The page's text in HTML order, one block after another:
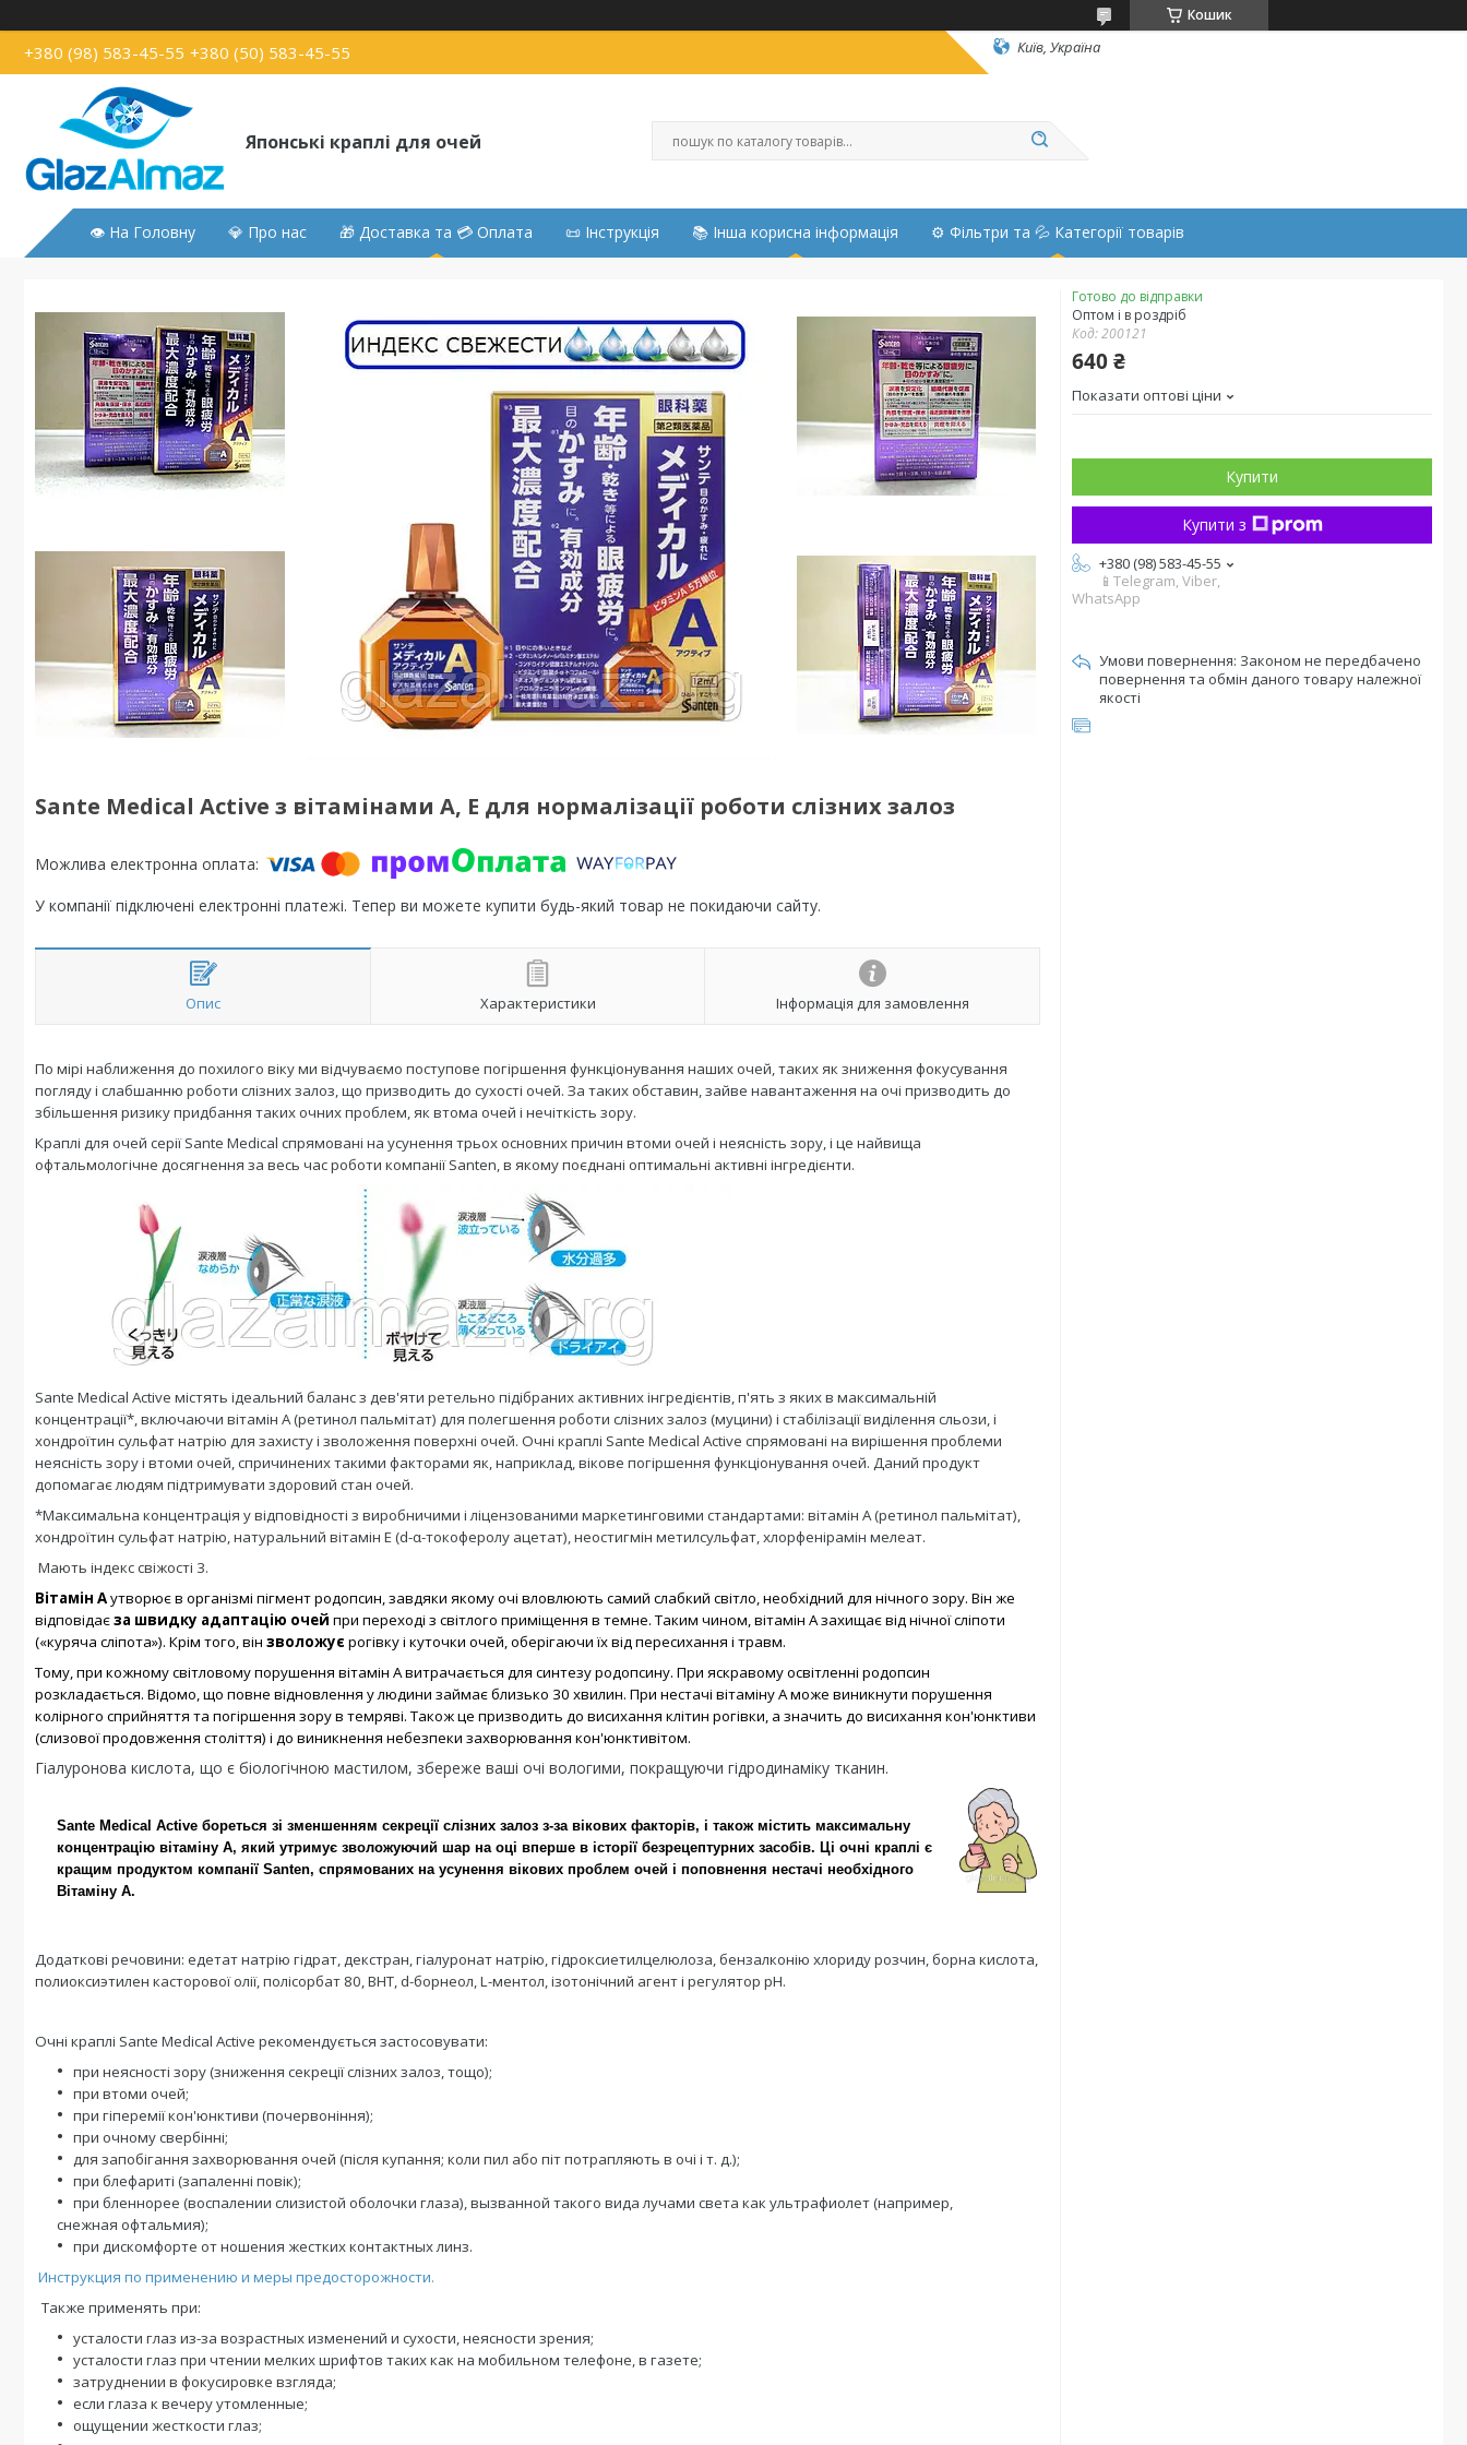
Кошик
+380 (98) 583-45-55 +380 (50) 583-45-55 Київ, Україна
Японські краплі для очей
👁 На Головну 💎 Про нас 🎁 Доставка та 💳 Оплата 📜 Інструкція 📚 Інша корисна інформація ⚙️ Фільтри та 💦 Категорії товарів
Sante Medical Active з вітамінами А, Е для нормалізації роботи слізних залоз
У компанії підключені електронні платежі. Тепер ви можете купити будь-який товар не покидаючи сайту.
Опис Характеристики Інформація для замовлення
По мірі наближення до похилого віку ми відчуваємо поступове погіршення функціонування наших очей, таких як зниження фокусування
погляду і слабшанню роботи слізних залоз, що призводить до сухості очей. За таких обставин, зайве навантаження на очі призводить до
збільшення ризику придбання таких очних проблем, як втома очей і нечіткість зору.
Краплі для очей серії Sante Medical спрямовані на усунення трьох основних причин втоми очей і неясність зору, і це найвища
офтальмологічне досягнення за весь час роботи компанії Santen, в якому поєднані оптимальні активні інгредієнти.
Sante Medical Active містять ідеальний баланс з дев'яти ретельно підібраних активних інгредієнтів, п'ять з яких в максимальній
концентрації*, включаючи вітамін А (ретинол пальмітат) для полегшення роботи слізних залоз (муцини) і стабілізації виділення сльози, і
хондроїтин сульфат натрію для захисту і зволоження поверхні очей. Очні краплі Sante Medical Active спрямовані на вирішення проблеми
неясність зору і втоми очей, спричинених такими факторами як, наприклад, вікове погіршення функціонування очей. Даний продукт
допомагає людям підтримувати здоровий стан очей.
*Максимальна концентрація у відповідності з виробничими і ліцензованими маркетинговими стандартами: вітамін А (ретинол пальмітат),
хондроїтин сульфат натрію, натуральний вітамін Е (d-α-токоферолу ацетат), неостигмін метилсульфат, хлорфенірамін мелеат.
Мають індекс свіжості 3.
Вітамін Аутворює в організмі пігмент родопсин, завдяки якому очі вловлюють самий слабкий світло, необхідний для нічного зору. Він же
відповідаєза швидку адаптацію очей при переході з світлого приміщення в темне. Таким чином, вітамін А захищає від нічної сліпоти
(«куряча сліпота»). Крім того, він зволожує рогівку і куточки очей, оберігаючи їх від пересихання і травм.
Тому, при кожному світловому порушення вітамін А витрачається для синтезу родопсину. При яскравому освітленні родопсин
розкладається. Відомо, що повне відновлення у людини займає близько 30 хвилин. При нестачі вітаміну A може виникнути порушення
колірного сприйняття та погіршення зору в темряві. Також це призводить до висихання клітин рогівки, а значить до висихання кон'юнктиви
(слизової продовження століття) і до виникнення небезпеки захворювання кон'юнктивітом.
Гіалуронова кислота, що є біологічною мастилом, збереже ваші очі вологими, покращуючи гідродинаміку тканин.
Sante Medical Active бореться зі зменшенням секреції слізних залоз з-за вікових факторів, і також містить максимальну
концентрацію вітаміну А, який утримує зволожуючий шар на оці вперше в історії безрецептурних засобів. Ці очні краплі є
кращим продуктом компанії Santen, спрямованих на усунення вікових проблем очей і поповнення нестачі необхідного
Вітаміну А.
Додаткові речовини: едетат натрію гідрат, декстран, гіалуронат натрію, гідроксиетилцелюлоза, бензалконію хлориду розчин, борна кислота,
полиоксиэтилен касторової олії, полісорбат 80, ВНТ, d-борнеол, L-ментол, ізотонічний агент і регулятор рН.
Очні краплі Sante Medical Active рекомендується застосовувати:
при неясності зору (зниження секреції слізних залоз, тощо);
при втоми очей;
при гіперемії кон'юнктиви (почервоніння);
при очному свербінні;
для запобігання захворювання очей (після купання; коли пил або піт потрапляють в очі і т. д.);
при блефариті (запаленні повік);
при бленнорее (воспалении слизистой оболочки глаза), вызванной такого вида лучами света как ультрафиолет (например,
снежная офтальмия);
при дискомфорте от ношения жестких контактных линз.
Инструкция по применению и меры предосторожности.
Также применять при:
усталости глаз из-за возрастных изменений и сухости, неясности зрения;
усталости глаз при чтении мелких шрифтов таких как на мобильном телефоне, в газете;
затруднении в фокусировке взгляда;
если глаза к вечеру утомленные;
ощущении жесткости глаз;
Готово до відправки
Оптом і в роздріб
Код:200121
640 ₴
Показати оптові ціни
Купити
Купити з
+380 (98) 583-45-55
📱Telegram, Viber,
WhatsApp
Законом не передбачено
повернення та обмін даного товару належної
якості